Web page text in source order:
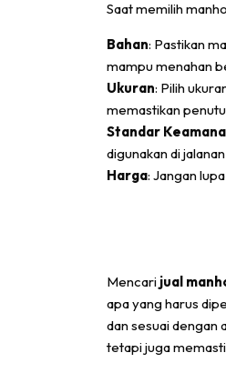
Saat memilih
Bahan: Pastikan
mampu menahan
Ukuran: Pilih
memastikan
Standar
digunakan di
Harga: Jangan
Mencari jual
apa yang harus
dan sesuai dengan
tetapi juga